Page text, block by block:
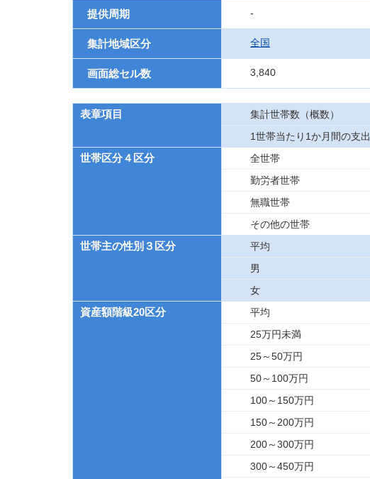
提供周期 -
集計地域区分 全国
画面総セル数 3,840
表章項目
集計世帯数（概数）
1世帯当たり1か月間の支出
世帯区分４区分
全世帯
勤労者世帯
無職世帯
その他の世帯
世帯主の性別３区分
平均
男
女
資産額階級20区分
平均
25万円未満
25～50万円
50～100万円
100～150万円
150～200万円
200～300万円
300～450万円